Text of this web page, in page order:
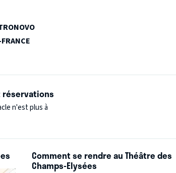
réservations
n'est plus à
Comment se rendre au Théâtre des
Champs-Elysées